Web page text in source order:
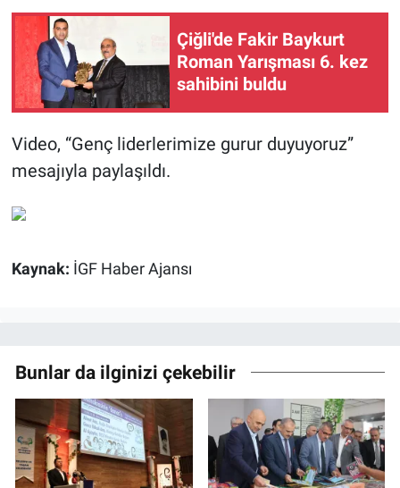
Çiğli'de Fakir Baykurt
Roman Yarışması 6. kez
sahibini buldu
Video, “Genç liderlerimize gurur duyuyoruz”
mesajıyla paylaşıldı.
Kaynak: İGF Haber Ajansı
Bunlar da ilginizi çekebilir